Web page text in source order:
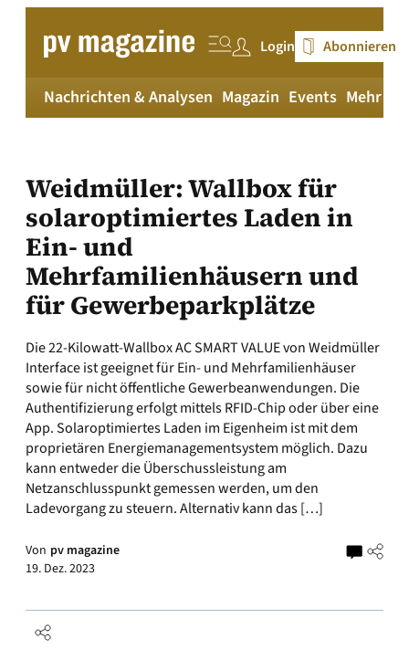
springen
Login Abonnieren
Nachrichten & Analysen Magazin Events Mehr
Weidmüller: Wallbox für
solaroptimiertes Laden in
Ein- und
Mehrfamilienhäusern und
für Gewerbeparkplätze
Die 22-Kilowatt-Wallbox AC SMART VALUE von Weidmüller
Interface ist geeignet für Ein- und Mehrfamilienhäuser
sowie für nicht öffentliche Gewerbeanwendungen. Die
Authentifizierung erfolgt mittels RFID-Chip oder über eine
App. Solaroptimiertes Laden im Eigenheim ist mit dem
proprietären Energiemanagementsystem möglich. Dazu
kann entweder die Überschussleistung am
Netzanschlusspunkt gemessen werden, um den
Ladevorgang zu steuern. Alternativ kann das […]
Von pv magazine
19. Dez. 2023